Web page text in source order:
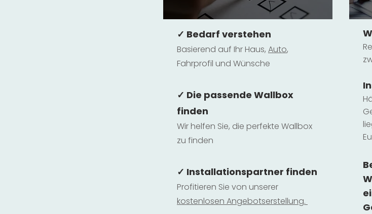
✓ Bedarf verstehen
Basierend auf Ihr Haus, Auto,
Fahrprofil und Wünsche
✓ Die passende Wallbox
finden
Wir helfen Sie, die perfekte Wallbox
zu finden
✓ Installationspartner finden
Profitieren Sie von unserer
kostenlosen Angebotserstellung.